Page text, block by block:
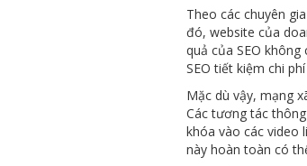
Theo các chuyên
đó, website của
quả của SEO
SEO tiết kiệm chi
Mặc dù vậy, mạng
Các tương tác
khóa vào các video
này hoàn toàn có